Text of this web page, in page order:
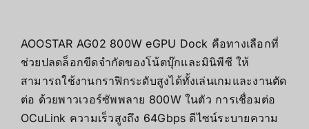
AOOSTAR AG02 800W eGPU Dock คือทางเลือกที่
ช่วยปลดล็อกขีดจำกัดของโน้ตบุ๊กและมินิพีซี ให้
สามารถใช้งานกราฟิกระดับสูงได้ทั้งเล่นเกมและงานตัด
ต่อ ด้วยพาวเวอร์ซัพพลาย 800W ในตัว การเชื่อมต่อ
OCuLink ความเร็วสูงถึง 64Gbps ดีไซน์ระบายความ